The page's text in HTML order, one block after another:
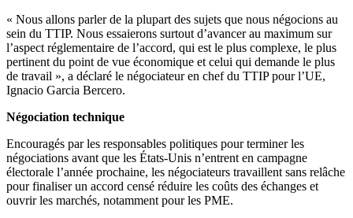
« Nous allons parler de la plupart des sujets que nous négocions au
sein du TTIP. Nous essaierons surtout d’avancer au maximum sur
l’aspect réglementaire de l’accord, qui est le plus complexe, le plus
pertinent du point de vue économique et celui qui demande le plus
de travail », a déclaré le négociateur en chef du TTIP pour l’UE,
Ignacio Garcia Bercero.
Négociation technique
Encouragés par les responsables politiques pour terminer les
négociations avant que les États-Unis n’entrent en campagne
électorale l’année prochaine, les négociateurs travaillent sans relâche
pour finaliser un accord censé réduire les coûts des échanges et
ouvrir les marchés, notamment pour les PME.